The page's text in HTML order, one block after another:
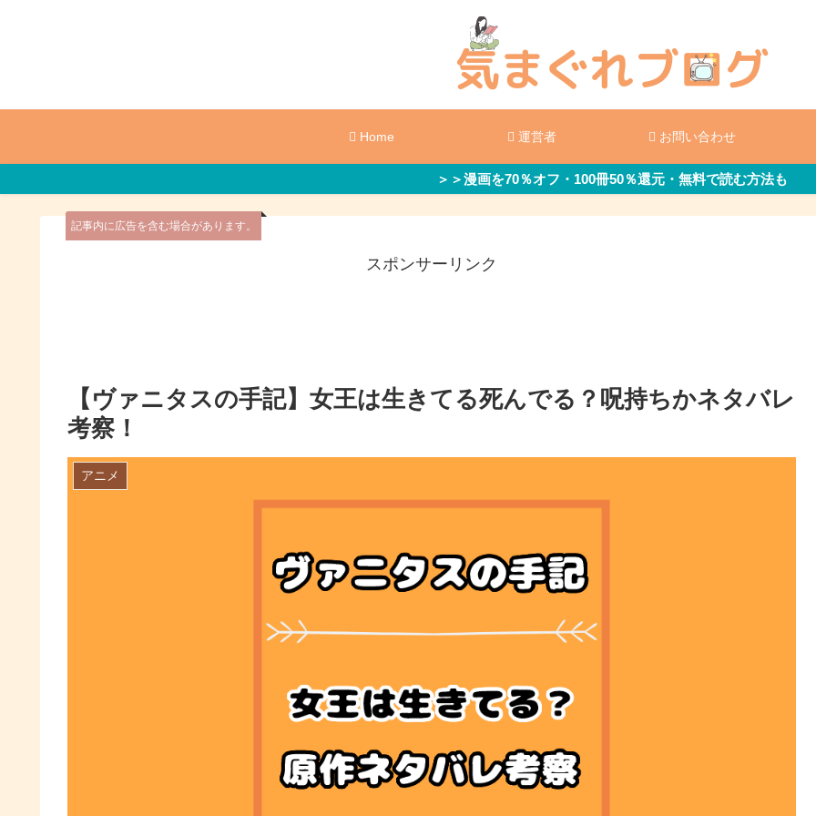
Home 運営者 お問い合わせ
＞＞漫画を70％オフ・100冊50％還元・無料で読む方法も
記事内に広告を含む場合があります。
スポンサーリンク
【ヴァニタスの手記】女王は生きてる死んでる？呪持ちかネタバレ
考察！
アニメ